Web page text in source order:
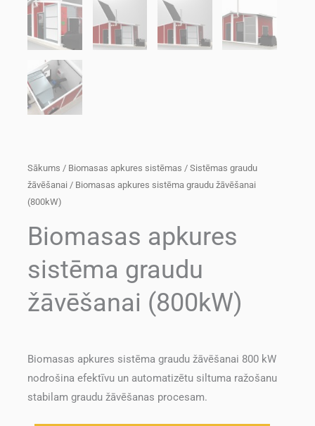
Sākums / Biomasas apkures sistēmas /Sistēmas graudu
žāvēšanai / Biomasas apkures sistēma graudu žāvēšanai
(800kW)
Biomasas apkures
sistēma graudu
žāvēšanai (800kW)
Biomasas apkures sistēma graudu žāvēšanai 800 kW
nodrošina efektīvu un automatizētu siltuma ražošanu
stabilam graudu žāvēšanas procesam.